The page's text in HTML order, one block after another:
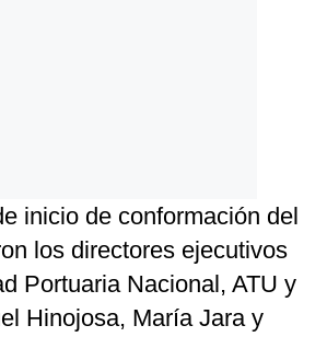
inicio de conformación del
los directores ejecutivos
Portuaria Nacional, ATU y
Hinojosa, María Jara y